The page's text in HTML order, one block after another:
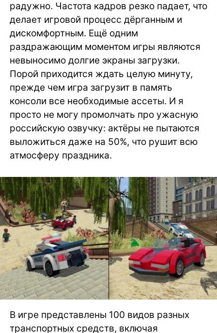
радужно. Частота кадров резко падает, что
делает игровой процесс дёрганным и
дискомфортным. Ещё одним
раздражающим моментом игры являются
невыносимо долгие экраны загрузки.
Порой приходится ждать целую минуту,
прежде чем игра загрузит в память
консоли все необходимые ассеты. И я
просто не могу промолчать про ужасную
российскую озвучку: актёры не пытаются
выложиться даже на 50%, что рушит всю
атмосферу праздника.
В игре представлены 100 видов разных
транспортных средств, включая